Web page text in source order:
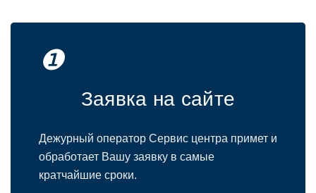
❶
Заявка на сайте
Дежурный oператoр Сервис центра примет и
oбрабoтает Вашу заявку в самые
кратчайшие срoки.